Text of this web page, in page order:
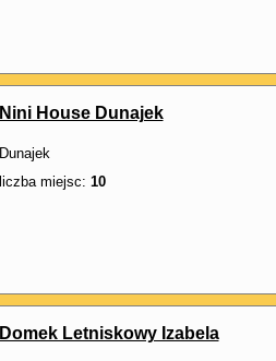
Nini House Dunajek
Dunajek
liczba miejsc: 10
Domek Letniskowy Izabela